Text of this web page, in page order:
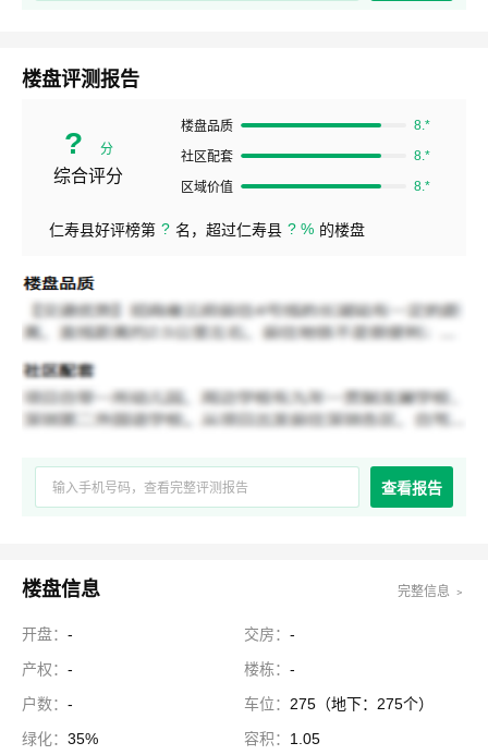
楼盘评测报告
? 分
综合评分
仁寿县好评榜第 ? 名，超过仁寿县 ? % 的楼盘
楼盘品质 8.*
社区配套 8.*
区域价值 8.*
查看报告
楼盘信息 完整信息 ﹥
开盘： - 交房： -
产权： - 楼栋： -
户数： - 车位： 275（地下：275个）
绿化： 35% 容积： 1.05